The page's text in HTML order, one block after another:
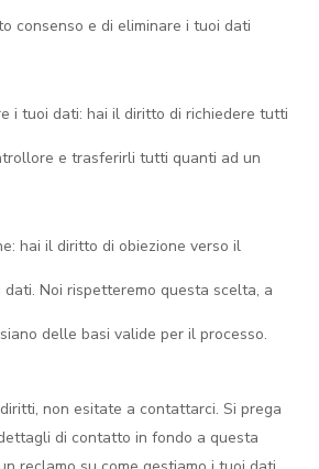
consenso e di eliminare i tuoi dati
i tuoi dati: hai il diritto di richiedere tutti
e trasferirli tutti quanti ad un
hai il diritto di obiezione verso il
Noi rispetteremo questa scelta, a
delle basi valide per il processo.
non esitate a contattarci. Si prega
di contatto in fondo a questa